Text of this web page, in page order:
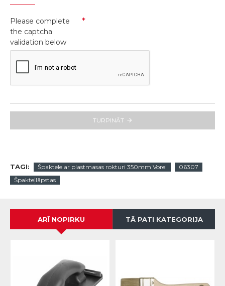
Please complete
the captcha
validation below
TURPINĀT
TAGI: Špaktele ar plastmasas rokturi 350mm Vorel
06307
Špakteļlāpstas
ARĪ NOPIRKU TĀ PATI KATEGORIJA